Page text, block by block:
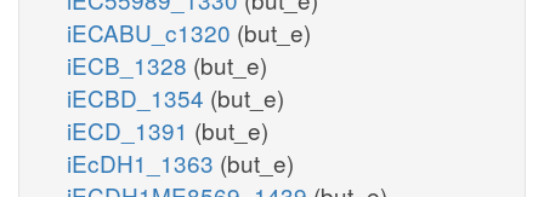
iECABU_c1320 (but_e)
iECB_1328 (but_e)
iECBD_1354 (but_e)
iECD_1391 (but_e)
iEcDH1_1363 (but_e)